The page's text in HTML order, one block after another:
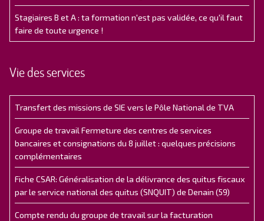
Stagiaires B et A : ta formation n'est pas validée, ce qu'il faut
faire de toute urgence !
Vie des services
Transfert des missions de SIE vers le Pôle National de TVA
Groupe de travail Fermeture des centres de services
bancaires et consignations du 8 juillet : quelques précisions
complémentaires
Fiche CSAR: Généralisation de la délivrance des quitus fiscaux
par le service national des quitus (SNQUIT) de Denain (59)
Compte rendu du groupe de travail sur la facturation